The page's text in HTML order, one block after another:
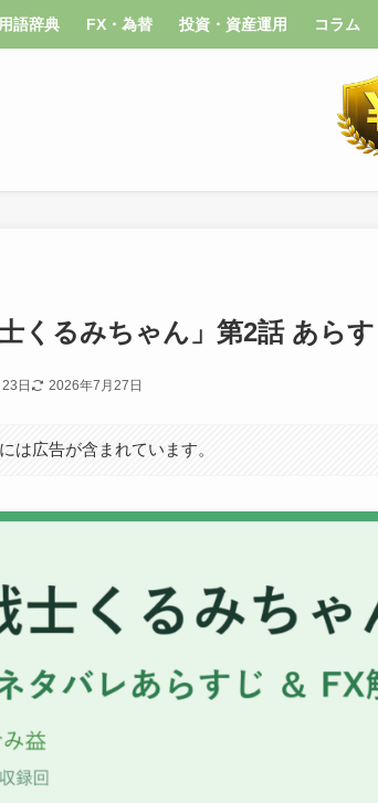
用語辞典 FX・為替 投資・資産運用 コラム
士くるみちゃん」第2話 あら
日 2026年7月27日
は広告が含まれています。